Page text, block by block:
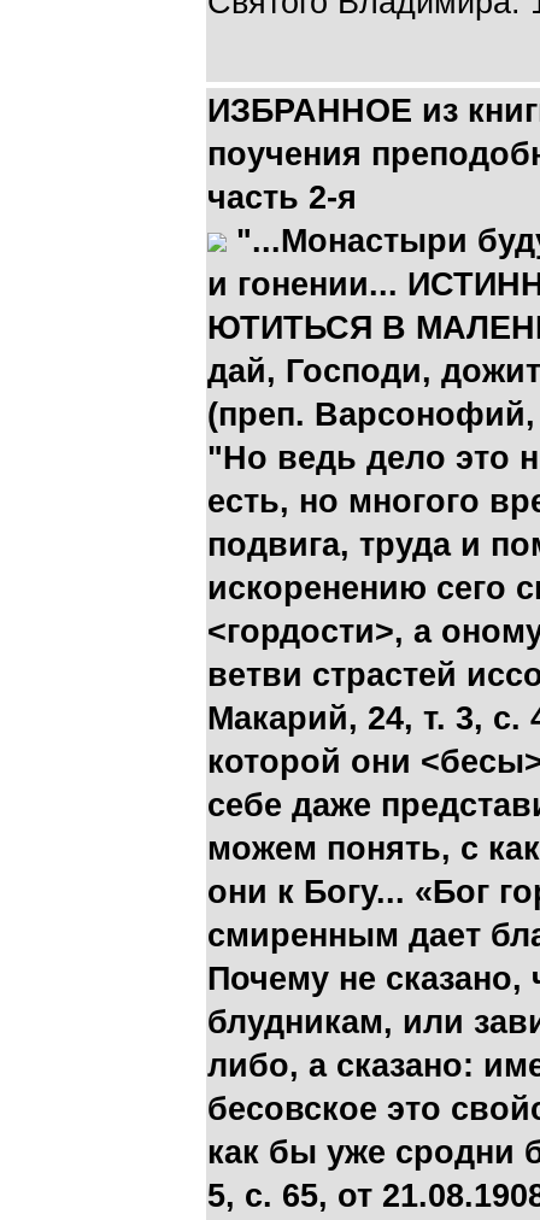
ИЗБРАННОЕ из
поучения
часть 2-я
"...Монастыри
и гонении...
ЮТИТЬСЯ В
дай, Господи,
(преп. Варсонофий,
"Но ведь дело это
есть, но многого
подвига, труда и
искоренению сего
<гордости>, а
ветви страстей
Макарий, 24, т. 3,
которой они
себе даже
можем понять, с
они к Богу... «Бог
смиренным дает
Почему не сказано,
блудникам, или
либо, а сказано:
бесовское это
как бы уже сродни
5, с. 65, от